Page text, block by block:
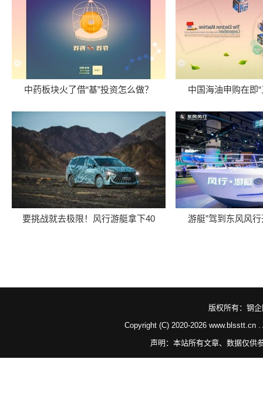
中药板块火了借“基”投资怎么做？ 中国海油申购在即
要挑战就去极限！风行游艇拿下40 游艇”驾到东风风
版权所有： 钢
Copyright (C) 2020-2026 www.blsstt.cn
声明：本站所有文章、数据仅供